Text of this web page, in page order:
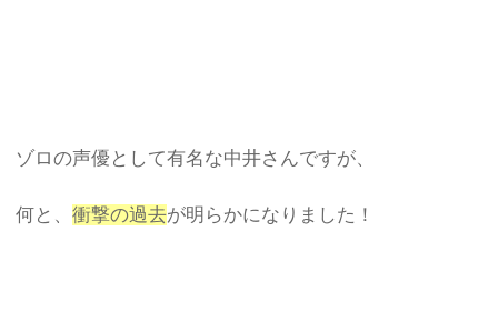
ゾロの声優として有名な中井さんですが、
何と、衝撃の過去が明らかになりました！